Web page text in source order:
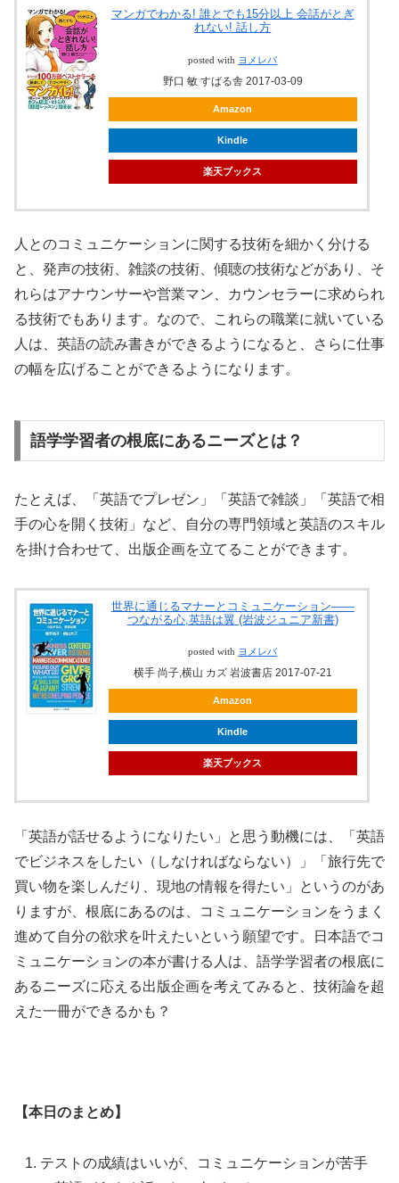
マンガでわかる! 誰とでも15分以上 会話がとぎ
れない! 話し方
posted with ヨメレバ
野口 敏 すばる舎 2017-03-09
Amazon
Kindle
楽天ブックス
人とのコミュニケーションに関する技術を細かく分ける
と、発声の技術、雑談の技術、傾聴の技術などがあり、そ
れらはアナウンサーや営業マン、カウンセラーに求められ
る技術でもあります。なので、これらの職業に就いている
人は、英語の読み書きができるようになると、さらに仕事
の幅を広げることができるようになります。
語学学習者の根底にあるニーズとは？
たとえば、「英語でプレゼン」「英語で雑談」「英語で相
手の心を開く技術」など、自分の専門領域と英語のスキル
を掛け合わせて、出版企画を立てることができます。
世界に通じるマナーとコミュニケーション――
つながる心,英語は翼 (岩波ジュニア新書)
posted with ヨメレバ
横手 尚子,横山 カズ 岩波書店 2017-07-21
Amazon
Kindle
楽天ブックス
「英語が話せるようになりたい」と思う動機には、「英語
でビジネスをしたい（しなければならない）」「旅行先で
買い物を楽しんだり、現地の情報を得たい」というのがあ
りますが、根底にあるのは、コミュニケーションをうまく
進めて自分の欲求を叶えたいという願望です。日本語でコ
ミュニケーションの本が書ける人は、語学学習者の根底に
あるニーズに応える出版企画を考えてみると、技術論を超
えた一冊ができるかも？
【本日のまとめ】
テストの成績はいいが、コミュニケーションが苦手